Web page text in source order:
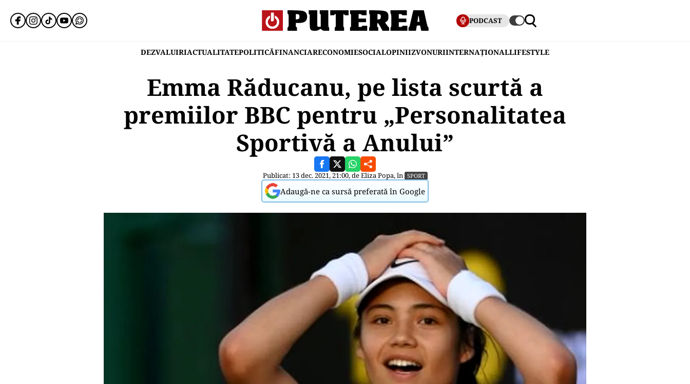
PODCAST
DEZVALUIRIACTUALITATEPOLITICĂFINANCIARECONOMIESOCIALOPINIIZVONURIINTERNAȚIONALLIFESTYLE
Emma Răducanu, pe lista scurtă a
premiilor BBC pentru „Personalitatea
Sportivă a Anului”
Publicat: 13 dec. 2021, 21:00, deEliza Popa, în SPORT
Adaugă-ne ca sursă preferată în Google